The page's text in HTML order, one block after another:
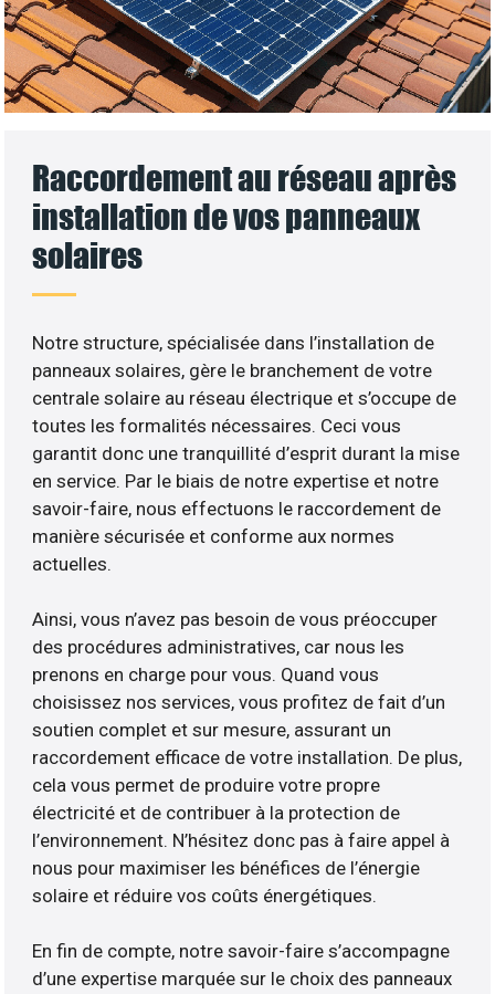
Raccordement au réseau après
installation de vos panneaux
solaires
Notre structure, spécialisée dans l’installation de
panneaux solaires, gère le branchement de votre
centrale solaire au réseau électrique et s’occupe de
toutes les formalités nécessaires. Ceci vous
garantit donc une tranquillité d’esprit durant la mise
en service. Par le biais de notre expertise et notre
savoir-faire, nous effectuons le raccordement de
manière sécurisée et conforme aux normes
actuelles.
Ainsi, vous n’avez pas besoin de vous préoccuper
des procédures administratives, car nous les
prenons en charge pour vous. Quand vous
choisissez nos services, vous profitez de fait d’un
soutien complet et sur mesure, assurant un
raccordement efficace de votre installation. De plus,
cela vous permet de produire votre propre
électricité et de contribuer à la protection de
l’environnement. N’hésitez donc pas à faire appel à
nous pour maximiser les bénéfices de l’énergie
solaire et réduire vos coûts énergétiques.
En fin de compte, notre savoir-faire s’accompagne
d’une expertise marquée sur le choix des panneaux